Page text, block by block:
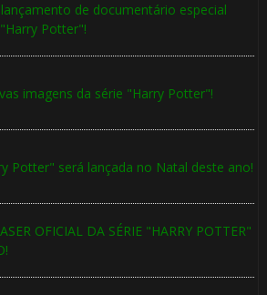
de documentário especial
Potter"!
imagens da série "Harry Potter"!
Potter" será lançada no Natal deste ano!
OFICIAL DA SÉRIE "HARRY POTTER"